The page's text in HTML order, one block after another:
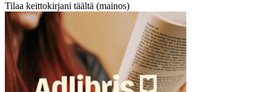
Tilaa keittokirjani täältä (mainos)